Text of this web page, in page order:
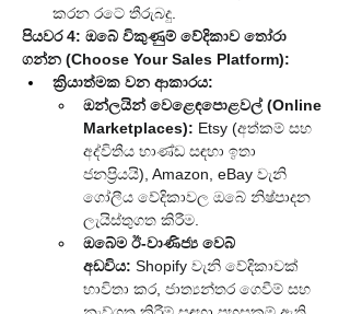
කරන රටේ තීරුබදු.
පියවර 4: ඔබේ විකුණුම් වේදිකාව තෝරා
ගන්න (Choose Your Sales Platform):
ක්‍රියාත්මක වන ආකාරය:
ඔන්ලයින් වෙළෙඳපොළවල් (Online
Marketplaces): Etsy (අත්කම් සහ
අද්විතීය භාණ්ඩ සඳහා ඉතා
ජනප්‍රියයි), Amazon, eBay වැනි
ගෝලීය වේදිකාවල ඔබේ නිෂ්පාදන
ලැයිස්තුගත කිරීම.
ඔබේම ඊ-වාණිජ්‍ය වෙබ්
අඩවිය: Shopify වැනි වේදිකාවක්
භාවිතා කර, ජාත්‍යන්තර ගෙවීම් සහ